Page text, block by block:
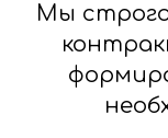
Мы строго